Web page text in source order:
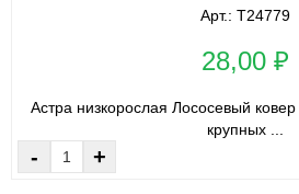
Арт.: Т24779
28,00 ₽
Астра низкорослая Лососевый
крупных ...
- +